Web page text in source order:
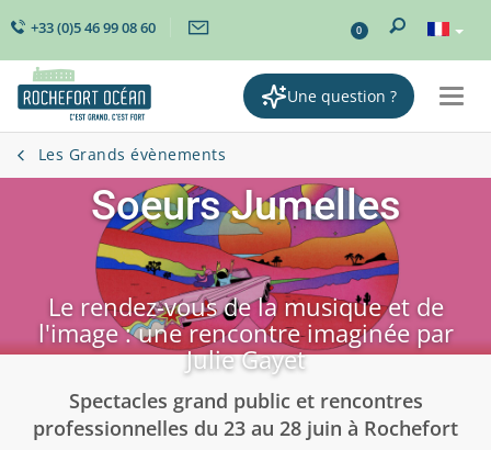
+33 (0)5 46 99 08 60 0
Une question ?
Les Grands évènements
Soeurs Jumelles
Le rendez-vous de la musique et de
l'image : une rencontre imaginée par
Julie Gayet
Spectacles grand public et rencontres
professionnelles du 23 au 28 juin à Rochefort